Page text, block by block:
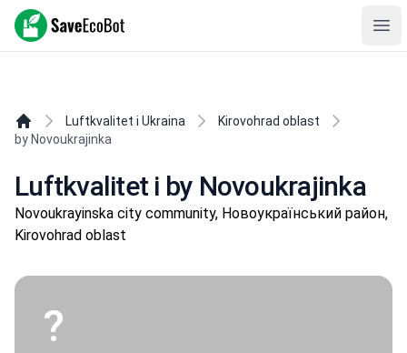
SaveEcoBot
Luftkvalitet i Ukraina
Kirovohrad oblast
by Novoukrajinka
Luftkvalitet i by Novoukrajinka
Novoukrayinska city community, Новоукраїнський район,
Kirovohrad oblast
?